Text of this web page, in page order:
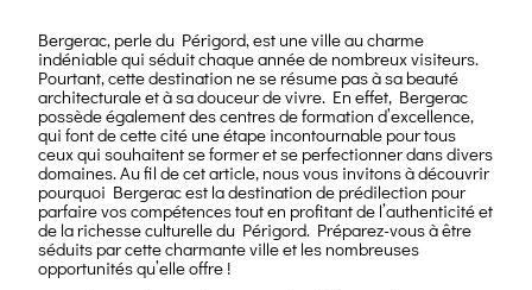
Bergerac, perle du Périgord, est une ville au charme
indéniable qui séduit chaque année de nombreux visiteurs.
Pourtant, cette destination ne se résume pas à sa beauté
architecturale et à sa douceur de vivre. En effet, Bergerac
possède également des centres de formation d’excellence,
qui font de cette cité une étape incontournable pour tous
ceux qui souhaitent se former et se perfectionner dans divers
domaines. Au fil de cet article, nous vous invitons à découvrir
pourquoi Bergerac est la destination de prédilection pour
parfaire vos compétences tout en profitant de l’authenticité et
de la richesse culturelle du Périgord. Préparez-vous à être
séduits par cette charmante ville et les nombreuses
opportunités qu’elle offre !